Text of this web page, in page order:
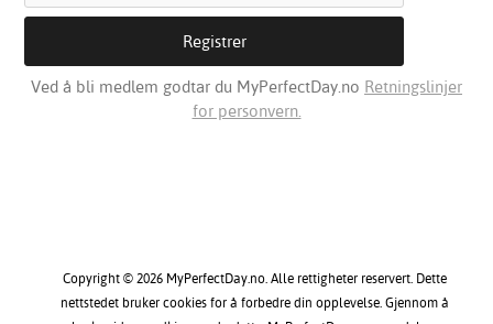
Ved å bli medlem godtar du MyPerfectDay.no Retningslinjer
for personvern.
Copyright © 2026 MyPerfectDay.no. Alle rettigheter reservert. Dette
nettstedet bruker cookies for å forbedre din opplevelse. Gjennom å